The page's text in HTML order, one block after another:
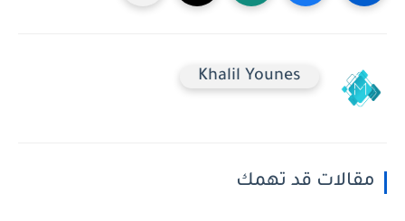
Khalil Younes
مقالات قد تهمك